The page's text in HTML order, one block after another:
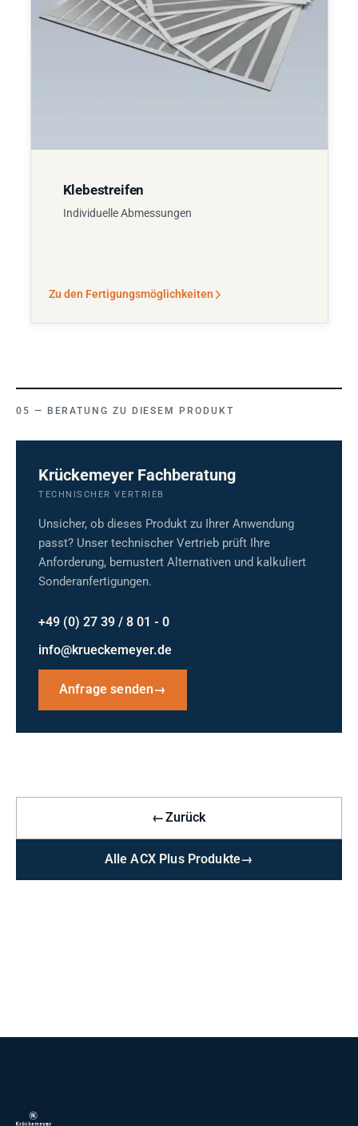
Klebestreifen
Individuelle Abmessungen
Zu den Fertigungsmöglichkeiten
BERATUNG ZU DIESEM PRODUKT
Krückemeyer Fachberatung
TECHNISCHER VERTRIEB
Unsicher, ob dieses Produkt zu Ihrer Anwendung
passt? Unser technischer Vertrieb prüft Ihre
Anforderung, bemustert Alternativen und kalkuliert
Sonderanfertigungen.
+49 (0) 27 39 / 8 01 - 0
info@krueckemeyer.de
Anfrage senden→
←Zurück
Alle ACX Plus Produkte→